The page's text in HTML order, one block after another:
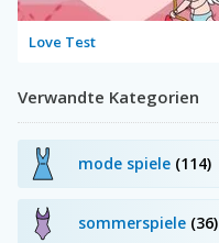
Love Test
Verwandte Kategorien
mode spiele (114)
sommerspiele (36)